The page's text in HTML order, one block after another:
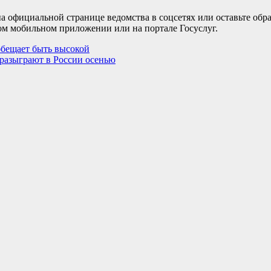
странице ведомства в соцсетях или оставьте
мобильном приложении или на портале Госуслуг.
быть высокой
в России осенью